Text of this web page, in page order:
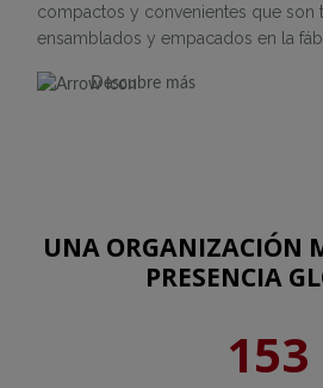
compactos y convenientes que son
ensamblados y empacados en la
Descubre más
UNA ORGANIZACIÓN
PRESENCIA
153